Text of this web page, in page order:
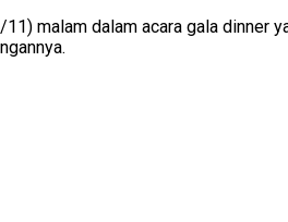
malam dalam acara gala dinner